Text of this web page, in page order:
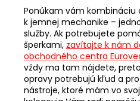
Ponúkam vám kombináciu
k jemnej mechanike –
služby. Ak potrebujete
šperkami, zavítajte k nám
obchodného centra
vždy ma tam nájdete,
opravy potrebujú kľud a
nástroje, ktoré mám vo
m
KOŽENÝ
EXTRA